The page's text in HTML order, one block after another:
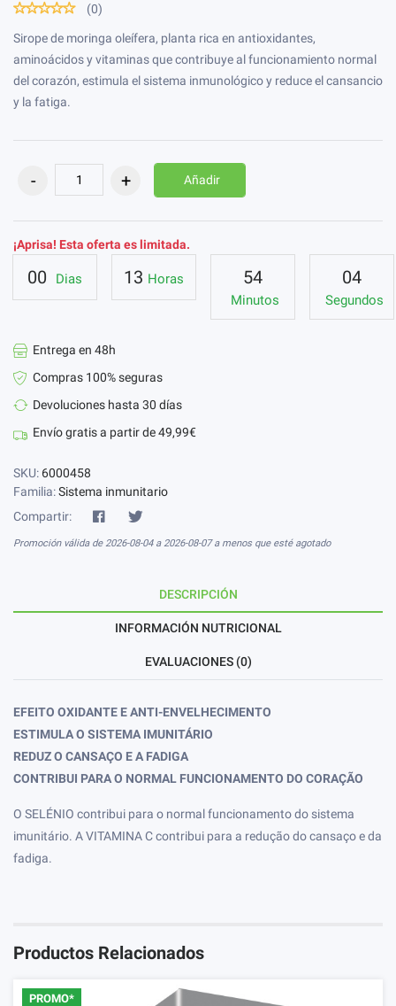
(0)
Sirope de moringa oleífera, planta rica en antioxidantes,
aminoácidos y vitaminas que contribuye al funcionamiento normal
del corazón, estimula el sistema inmunológico y reduce el cansancio
y la fatiga.
Añadir
¡Aprisa! Esta oferta es limitada.
00 Dias 13 Horas 54
Minutos
03
Segundos
Entrega en 48h
Compras 100% seguras
Devoluciones hasta 30 días
Envío gratis a partir de 49,99€
SKU: 6000458
Familia:Sistema inmunitario
Compartir:
Promoción válida de 2026-08-04 a 2026-08-07 a menos que esté agotado
DESCRIPCIÓN
INFORMACIÓN NUTRICIONAL
EVALUACIONES (0)
EFEITO OXIDANTE E ANTI-ENVELHECIMENTO
ESTIMULA O SISTEMA IMUNITÁRIO
REDUZ O CANSAÇO E A FADIGA
CONTRIBUI PARA O NORMAL FUNCIONAMENTO DO CORAÇÃO
O SELÉNIO contribui para o normal funcionamento do sistema
imunitário. A VITAMINA C contribui para a redução do cansaço e da
fadiga.
Productos Relacionados
PROMO*